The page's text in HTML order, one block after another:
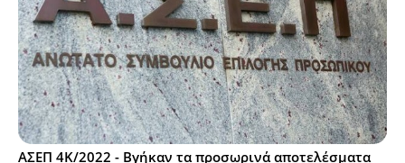
ΑΣΕΠ 4Κ/2022 - Βγήκαν τα προσωρινά αποτελέσματα